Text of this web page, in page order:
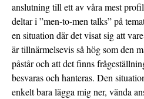
anslutning till ett av våra mest
deltar i ”men-to-men talks” på
en situation där det visat sig att
är tillnärmelsevis så hög som den
påstår och att det finns
besvaras och hanteras. Den
enkelt bara lägga mig ner, vända